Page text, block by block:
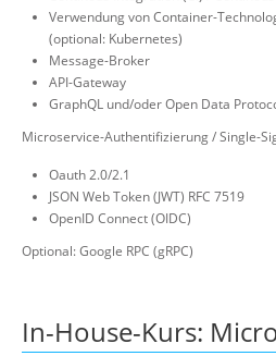
Verwendung von Container-
(optional: Kubernetes)
Message-Broker
API-Gateway
GraphQL und/oder Open Data
Microservice-Authentifizierung / Single-
Oauth 2.0/2.1
JSON Web Token (JWT) RFC 7519
OpenID Connect (OIDC)
Optional: Google RPC (gRPC)
In-House-Kurs: